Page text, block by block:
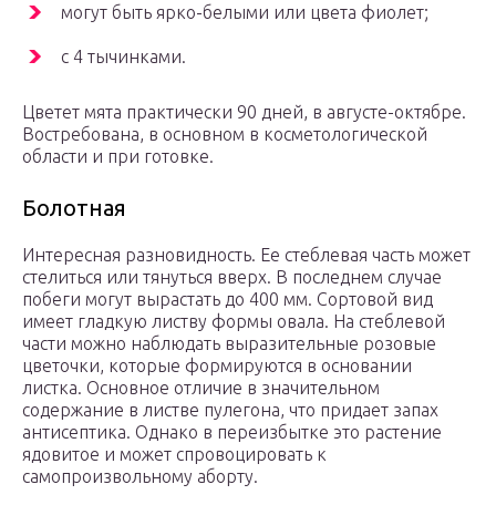
могут быть ярко-белыми или цвета фиолет;
с 4 тычинками.
Цветет мята практически 90 дней, в августе-октябре.
Востребована, в основном в косметологической
области и при готовке.
Болотная
Интересная разновидность. Ее стеблевая часть может
стелиться или тянуться вверх. В последнем случае
побеги могут вырастать до 400 мм. Сортовой вид
имеет гладкую листву формы овала. На стеблевой
части можно наблюдать выразительные розовые
цветочки, которые формируются в основании
листка. Основное отличие в значительном
содержание в листве пулегона, что придает запах
антисептика. Однако в переизбытке это растение
ядовитое и может спровоцировать к
самопроизвольному аборту.